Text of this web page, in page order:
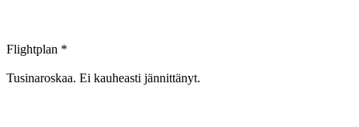
Flightplan *
Tusinaroskaa. Ei kauheasti jännittänyt.